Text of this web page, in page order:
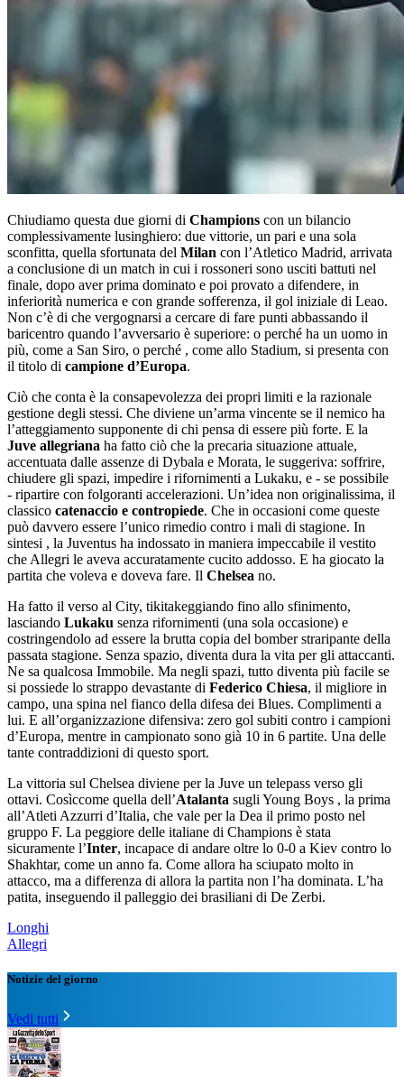
Chiudiamo questa due giorni di Champions con un bilancio
complessivamente lusinghiero: due vittorie, un pari e una sola
sconfitta, quella sfortunata del Milan con l’Atletico Madrid, arrivata
a conclusione di un match in cui i rossoneri sono usciti battuti nel
finale, dopo aver prima dominato e poi provato a difendere, in
inferiorità numerica e con grande sofferenza, il gol iniziale di Leao.
Non c’è di che vergognarsi a cercare di fare punti abbassando il
baricentro quando l’avversario è superiore: o perché ha un uomo in
più, come a San Siro, o perché , come allo Stadium, si presenta con
il titolo di campione d’Europa.
Ciò che conta è la consapevolezza dei propri limiti e la razionale
gestione degli stessi. Che diviene un’arma vincente se il nemico ha
l’atteggiamento supponente di chi pensa di essere più forte. E la
Juve allegriana ha fatto ciò che la precaria situazione attuale,
accentuata dalle assenze di Dybala e Morata, le suggeriva: soffrire,
chiudere gli spazi, impedire i rifornimenti a Lukaku, e - se possibile
- ripartire con folgoranti accelerazioni. Un’idea non originalissima, il
classico catenaccio e contropiede. Che in occasioni come queste
può davvero essere l’unico rimedio contro i mali di stagione. In
sintesi , la Juventus ha indossato in maniera impeccabile il vestito
che Allegri le aveva accuratamente cucito addosso. E ha giocato la
partita che voleva e doveva fare. Il Chelsea no.
Ha fatto il verso al City, tikitakeggiando fino allo sfinimento,
lasciando Lukaku senza rifornimenti (una sola occasione) e
costringendolo ad essere la brutta copia del bomber straripante della
passata stagione. Senza spazio, diventa dura la vita per gli attaccanti.
Ne sa qualcosa Immobile. Ma negli spazi, tutto diventa più facile se
si possiede lo strappo devastante di Federico Chiesa, il migliore in
campo, una spina nel fianco della difesa dei Blues. Complimenti a
lui. E all’organizzazione difensiva: zero gol subiti contro i campioni
d’Europa, mentre in campionato sono già 10 in 6 partite. Una delle
tante contraddizioni di questo sport.
La vittoria sul Chelsea diviene per la Juve un telepass verso gli
ottavi. Cosìccome quella dell’Atalanta sugli Young Boys , la prima
all’Atleti Azzurri d’Italia, che vale per la Dea il primo posto nel
gruppo F. La peggiore delle italiane di Champions è stata
sicuramente l’Inter, incapace di andare oltre lo 0-0 a Kiev contro lo
Shakhtar, come un anno fa. Come allora ha sciupato molto in
attacco, ma a differenza di allora la partita non l’ha dominata. L’ha
patita, inseguendo il palleggio dei brasiliani di De Zerbi.
Longhi
Allegri
Notizie del giorno
Vedi tutti